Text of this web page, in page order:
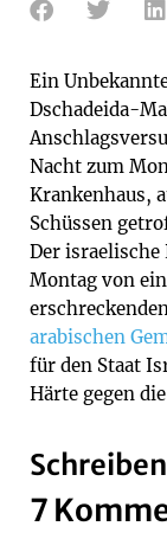
Ein
Dschadeida-
Nacht zum
Krankenhaus,
Schüssen
Der israelische
Montag von
arabischen
für den Staat
Härte gegen
7